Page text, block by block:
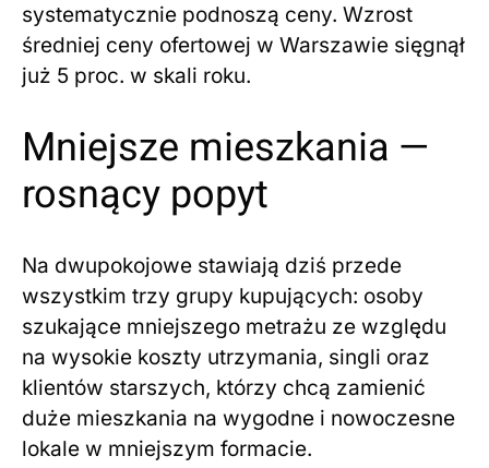
systematycznie podnoszą ceny. Wzrost
średniej ceny ofertowej w Warszawie sięgnął
już 5 proc. w skali roku.
Mniejsze mieszkania —
rosnący popyt
Na dwupokojowe stawiają dziś przede
wszystkim trzy grupy kupujących: osoby
szukające mniejszego metrażu ze względu
na wysokie koszty utrzymania, singli oraz
klientów starszych, którzy chcą zamienić
duże mieszkania na wygodne i nowoczesne
lokale w mniejszym formacie.